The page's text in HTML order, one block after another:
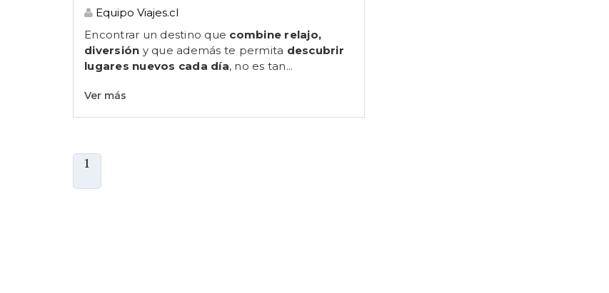
Equipo Viajes.cl
Encontrar un destino que combine relajo,
diversión y que además te permita descubrir
lugares nuevos cada día, no es tan...
Ver más
1